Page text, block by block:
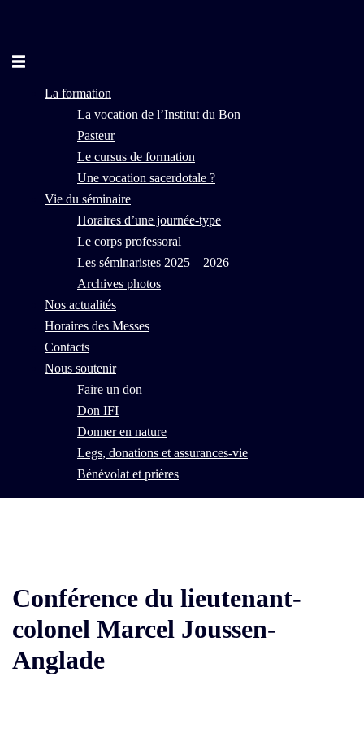
Ouvrir/fermer
La formation
La vocation de l’Institut du Bon
Pasteur
Le cursus de formation
Une vocation sacerdotale ?
Vie du séminaire
Horaires d’une journée-type
Le corps professoral
Les séminaristes 2025 – 2026
Archives photos
Nos actualités
Horaires des Messes
Contacts
Nous soutenir
Faire un don
Don IFI
Donner en nature
Legs, donations et assurances-vie
Bénévolat et prières
Conférence du lieutenant-
colonel Marcel Joussen-
Anglade